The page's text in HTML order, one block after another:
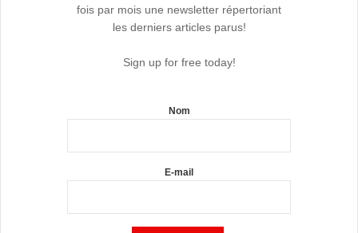
fois par mois une newsletter répertoriant
les derniers articles parus!
Sign up for free today!
Nom
E-mail